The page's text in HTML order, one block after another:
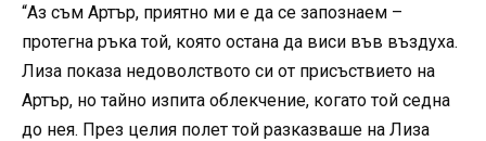
“Аз съм Артър, приятно ми е да се запознаем –
протегна ръка той, която остана да виси във въздуха.
Лиза показа недоволството си от присъствието на
Артър, но тайно изпита облекчение, когато той седна
до нея. През целия полет той разказваше на Лиза